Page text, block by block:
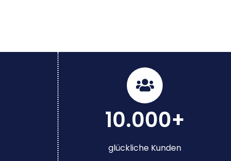
10.000+
glückliche Kunden